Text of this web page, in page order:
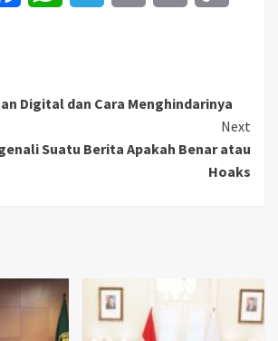
Digital dan Cara Menghindarinya
Next
Suatu Berita Apakah Benar atau
Hoaks